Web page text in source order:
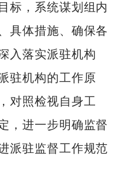
标，系统谋划组内
具体措施、确保各
入落实派驻机构
驻机构的工作原
对照检视自身工
，进一步明确监督
派驻监督工作规范